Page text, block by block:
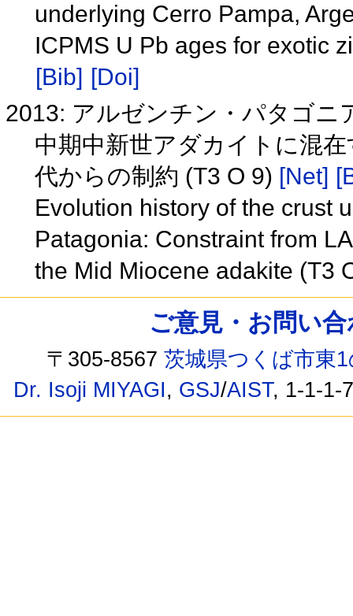
underlying Cerro Pampa,
ICPMS U Pb ages for exotic
[Bib] [Doi]
2013: アルゼンチン・パタゴニ
中期中新世アダカイトに混
代からの制約 (T3 O 9) [Net]
Evolution history of the crust
Patagonia: Constraint from
the Mid Miocene adakite (T3
ご意見・お問い
〒305-8567茨城県つくば市東
Dr. Isoji MIYAGI, GSJ/AIST, 1-1-1-